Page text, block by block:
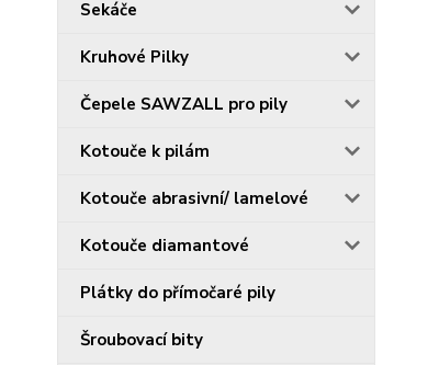
Sekáče
Kruhové Pilky
Čepele SAWZALL pro pily
Kotouče k pilám
Kotouče abrasivní/ lamelové
Kotouče diamantové
Plátky do přímočaré pily
Šroubovací bity